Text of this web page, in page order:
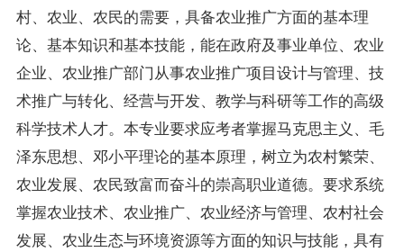
村、农业、农民的需要，具备农业推广方面的基本理
论、基本知识和基本技能，能在政府及事业单位、农业
企业、农业推广部门从事农业推广项目设计与管理、技
术推广与转化、经营与开发、教学与科研等工作的高级
科学技术人才。本专业要求应考者掌握马克思主义、毛
泽东思想、邓小平理论的基本原理，树立为农村繁荣、
农业发展、农民致富而奋斗的崇高职业道德。要求系统
掌握农业技术、农业推广、农业经济与管理、农村社会
发展、农业生态与环境资源等方面的知识与技能，具有